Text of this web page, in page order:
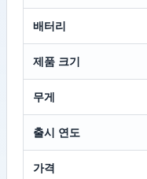
배터리
제품 크기
무게
출시 연도
가격